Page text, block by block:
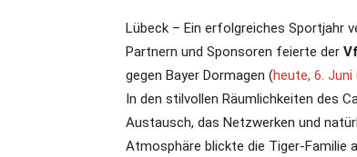
Lübeck – Ein erfolgreiches Sportjahr
Partnern und Sponsoren feierte der
gegen Bayer Dormagen (heute, 6. Juni
In den stilvollen Räumlichkeiten des
Austausch, das Netzwerken und
Atmosphäre blickte die Tiger-Familie